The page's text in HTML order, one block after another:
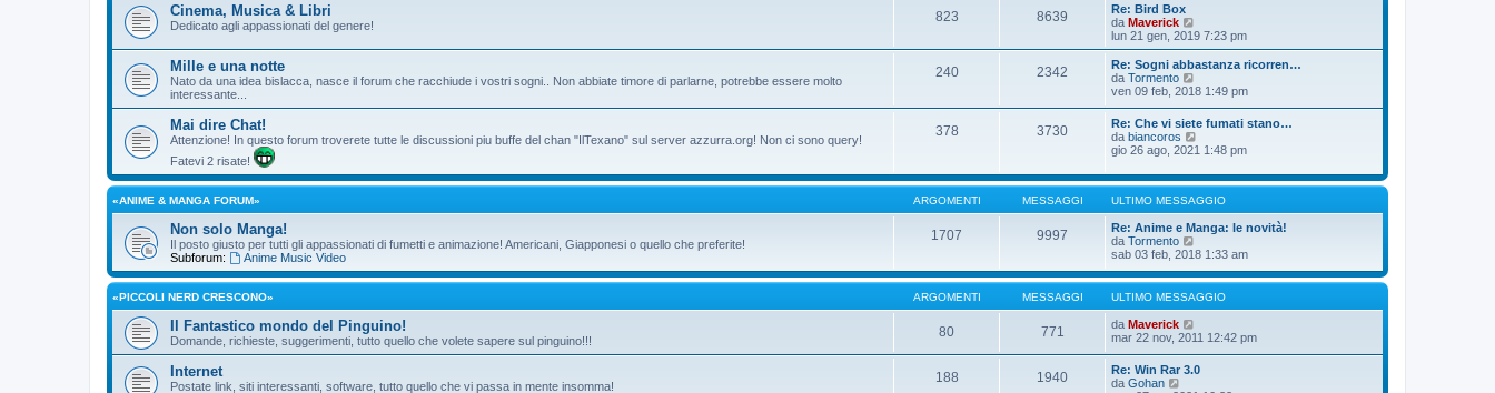
g
i
s
g
g
i
o
l
m
o
m
e
s
s
a
g
i
o
Cinema, Musica & Libri
Dedicato agli appassionati del genere!
823 8639
Re: Bird Box
da Maverick
e
d
i
l
i
m
o
m
s
s
a
g
g
i
o
lun 21 gen, 2019 7:23 pm
Mille e una notte
Nato da una idea bislacca, nasce il forum che racchiude i vostri sogni.. Non abbiate timore di parlarne, potrebbe essere molto
interessante...
240 2342
Re: Sogni abbastanza ricorren…
da Tormento
e
u
l
t
m
o
e
s
s
a
g
i
ven 09 feb, 2018 1:49 pm
Mai dire Chat!
Attenzione! In questo forum troverete tutte le discussioni piu buffe del chan "IlTexano" sul server azzurra.org! Non ci sono query!
Fatevi 2 risate!
378 3730
Re: Che vi siete fumati stano…
da biancoros
e
i
u
l
t
i
o
m
e
s
s
g
o
gio 26 ago, 2021 1:48 pm
«ANIME & MANGA FORUM» ARGOMENTI MESSAGGI ULTIMO MESSAGGIO
Non solo Manga!
Il posto giusto per tutti gli appassionati di fumetti e animazione! Americani, Giapponesi o quello che preferite!
Subforum:
Anime Music Video
1707 9997
Re: Anime e Manga: le novità!
da Tormento
e
i
u
i
m
o
m
sab 03 feb, 2018 1:33 am
«PICCOLI NERD CRESCONO» ARGOMENTI MESSAGGI ULTIMO MESSAGGIO
Il Fantastico mondo del Pinguino!
Domande, richieste, suggerimenti, tutto quello che volete sapere sul pinguino!!!
80 771 da Maverick
e
i
u
l
mar 22 nov, 2011 12:42 pm
Internet
Postate link, siti interessanti, software, tutto quello che vi passa in mente insomma!
188 1940
Re: Win Rar 3.0
da Gohan